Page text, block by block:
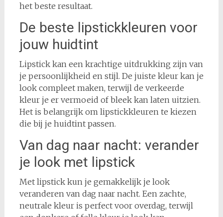
het beste resultaat.
De beste lipstickkleuren voor
jouw huidtint
Lipstick kan een krachtige uitdrukking zijn van
je persoonlijkheid en stijl. De juiste kleur kan je
look compleet maken, terwijl de verkeerde
kleur je er vermoeid of bleek kan laten uitzien.
Het is belangrijk om lipstickkleuren te kiezen
die bij je huidtint passen.
Van dag naar nacht: verander
je look met lipstick
Met lipstick kun je gemakkelijk je look
veranderen van dag naar nacht. Een zachte,
neutrale kleur is perfect voor overdag, terwijl